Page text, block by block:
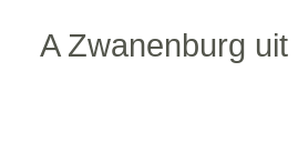
A Zwanenburg